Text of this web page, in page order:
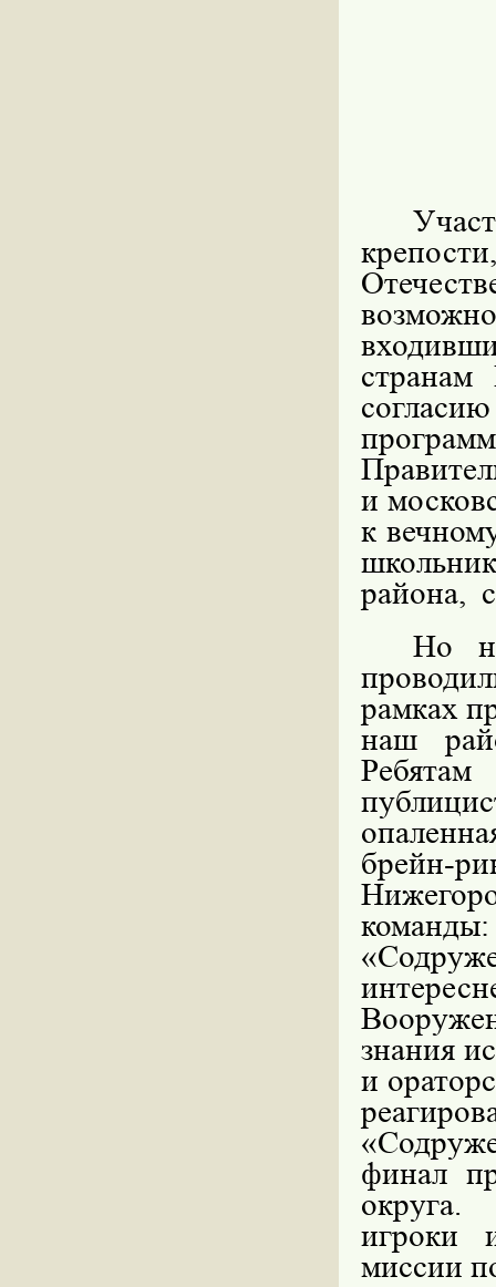
и
к
района,
Но
рамках
наш
Ребятам
брейн-
знания
и
финал
игроки
миссии